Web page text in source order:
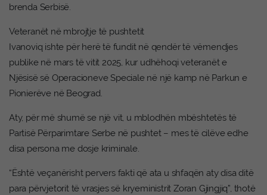
brenda Serbisë.
Veteranët në mbrojtje të pushtetit
Ivanoviq ishte për herë të fundit në qendër të vëmendjes
publike në mars të vitit 2025, kur udhëhoqi veteranët e
Njësisë së Operacioneve Speciale në një kamp në Parkun e
Pionierëve në Beograd.
Aty, për më shumë se një vit, u mblodhën mbështetës të
Partisë Përparimtare Serbe në pushtet – mes të cilëve edhe
disa persona me dosje kriminale.
“Është veçanërisht pervers fakti që ata u shfaqën aty disa ditë
para përvjetorit të vrasjes së kryeministrit Zoran Gjingjiq”, thotë